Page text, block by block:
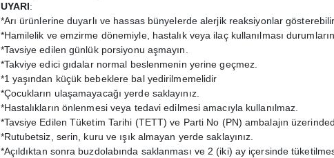
UYARI:
*Arı ürünlerine duyarlı ve hassas bünyelerde alerjik reaksiyonlar gösterebilir.
*Hamilelik ve emzirme dönemiyle, hastalık veya ilaç kullanılması
*Tavsiye edilen günlük porsiyonu aşmayın.
*Takviye edici gıdalar normal beslenmenin yerine geçmez.
*1 yaşından küçük bebeklere bal yedirilmemelidir
*Çocukların ulaşamayacağı yerde saklayınız.
*Hastalıkların önlenmesi veya tedavi edilmesi amacıyla kullanılmaz.
*Tavsiye Edilen Tüketim Tarihi (TETT) ve Parti No (PN) ambalajın
*Rutubetsiz, serin, kuru ve ışık almayan yerde saklayınız.
*Açıldıktan sonra buzdolabında saklanması ve 2 (iki) ay içersinde